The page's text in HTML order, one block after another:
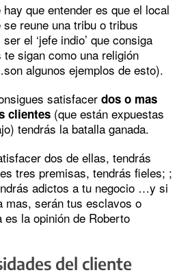
que entender es que el local
reune una tribu o tribus
el ‘jefe indio’ que consiga
sigan como una religión
algunos ejemplos de esto).
satisfacer dos o mas
clientes (que están expuestas
tendrás la batalla ganada.
dos de ellas, tendrás
tres premisas, tendrás fieles; ;
adictos a tu negocio …y si
mas, serán tus esclavos o
la opinión de Roberto
del cliente